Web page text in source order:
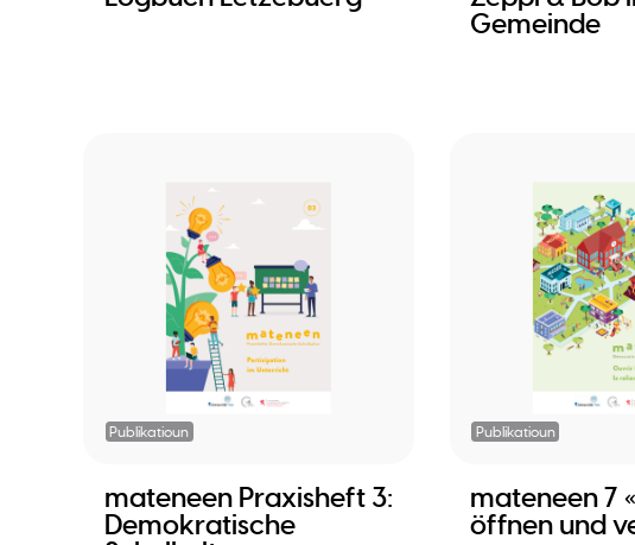
Gemeinde
Publikatioun
mateneen Praxisheft 3:
Demokratische
Publikatioun
mateneen 7
öffnen und